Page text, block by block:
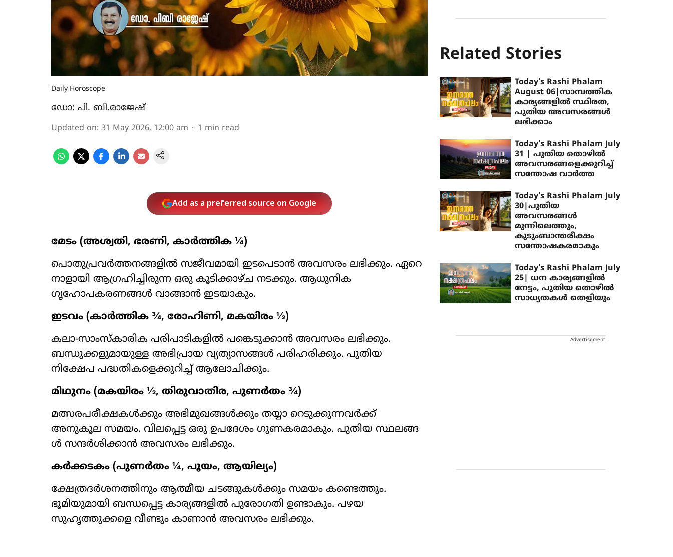
Daily Horoscope
ഡോ: പി. ബി.രാജേഷ്
Updated on: 31 May 2026, 12:00 am 1 min read
Add as a preferred source on Google
മേടം (അശ്വതി, ഭരണി, കാർത്തിക ¼)
പൊതുപ്രവർത്തനങ്ങളിൽ സജീവമായി ഇടപെടാൻ അവസരം ലഭിക്കും. ഏറെ
നാളായി ആഗ്രഹിച്ചിരുന്ന ഒരു കൂടിക്കാഴ്ച നടക്കും. ആധുനിക
ഗൃഹോപകരണങ്ങൾ വാങ്ങാൻ ഇടയാകും.
ഇടവം (കാർത്തിക ¾, രോഹിണി, മകയിരം ½)
കലാ-സാംസ്കാരിക പരിപാടികളിൽ പങ്കെടുക്കാൻ അവസരം ലഭിക്കും.
ബന്ധുക്കളുമായുള്ള അഭിപ്രായ വ്യത്യാസങ്ങൾ പരിഹരിക്കും. പുതിയ
നിക്ഷേപ പദ്ധതികളെക്കുറിച്ച് ആലോചിക്കും.
മിഥുനം (മകയിരം ½, തിരുവാതിര, പുണർതം ¾)
മത്സരപരീക്ഷകൾക്കും അഭിമുഖങ്ങൾക്കും തയ്യാ റെടുക്കുന്നവർക്ക്
അനുകൂല സമയം. വിലപ്പെട്ട ഒരു ഉപദേശം ഗുണകരമാകും. പുതിയ സ്ഥലങ്ങ
ൾ സന്ദർശിക്കാൻ അവസരം ലഭിക്കും.
കർക്കടകം (പുണർതം ¼, പൂയം, ആയില്യം)
ക്ഷേത്രദർശനത്തിനും ആത്മീയ ചടങ്ങുകൾക്കും സമയം കണ്ടെത്തും.
ഭൂമിയുമായി ബന്ധപ്പെട്ട കാര്യങ്ങളിൽ പുരോഗതി ഉണ്ടാകും. പഴയ
സുഹൃത്തുക്കളെ വീണ്ടും കാണാൻ അവസരം ലഭിക്കും.
Related Stories
Today's Rashi Phalam
August 06|സാമ്പത്തിക
കാര്യങ്ങളിൽ സ്ഥിരത,
പുതിയ അവസരങ്ങൾ
ലഭിക്കാം
Today's Rashi Phalam July
31 | പുതിയ തൊഴിൽ
അവസരങ്ങളെക്കുറിച്ച്
സന്തോഷ വാർത്ത
Today's Rashi Phalam July
30|പുതിയ
അവസരങ്ങൾ
മുന്നിലെത്തും,
കുടുംബാന്തരീക്ഷം
സന്തോഷകരമാകും
Today's Rashi Phalam July
25| ധന കാര്യങ്ങളിൽ
നേട്ടം, പുതിയ തൊഴിൽ
സാധ്യതകൾ തെളിയും
Advertisement